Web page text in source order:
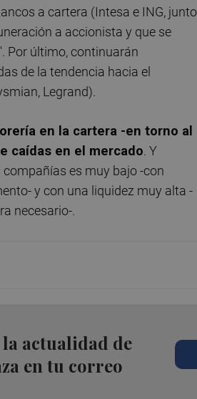
a cartera (Intesa e ING,
a accionista y que se
Por último, continuarán
de la tendencia hacia el
Legrand).
en la cartera -en torno al
caídas en el mercado. Y
es muy bajo -con
y con una liquidez muy alta -
necesario-.
actualidad de
en tu correo